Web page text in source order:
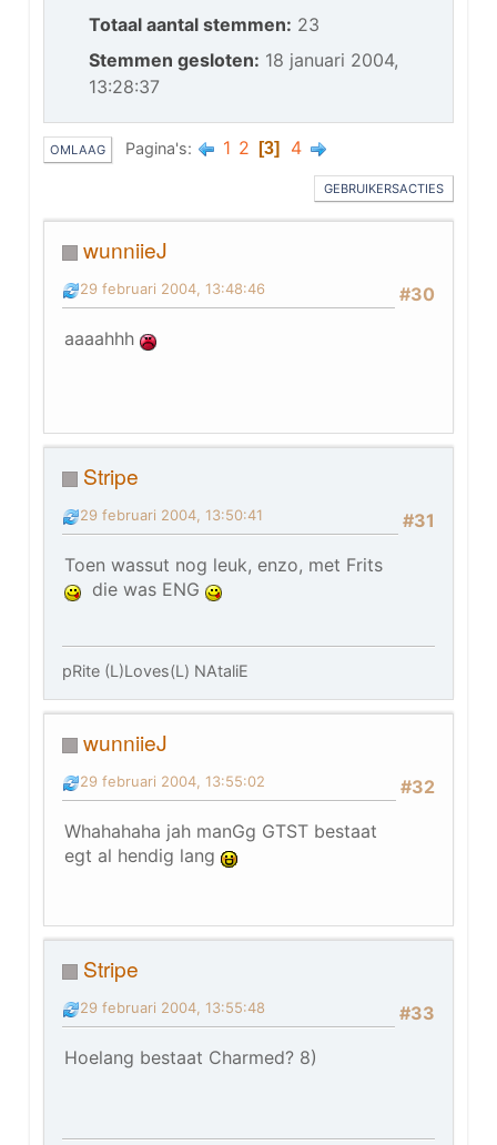
Totaal aantal stemmen: 23
Stemmen gesloten: 18 januari 2004,
13:28:37
OMLAAG Pagina's 1 2 3 4
GEBRUIKERSACTIES
wunniieJ
#30
29 februari 2004, 13:48:46
aaaahhh
Stripe
#31
29 februari 2004, 13:50:41
Toen wassut nog leuk, enzo, met Frits
die was ENG
pRite (L)Loves(L) NAtaliE
wunniieJ
#32
29 februari 2004, 13:55:02
Whahahaha jah manGg GTST bestaat
egt al hendig lang
Stripe
#33
29 februari 2004, 13:55:48
Hoelang bestaat Charmed? 8)